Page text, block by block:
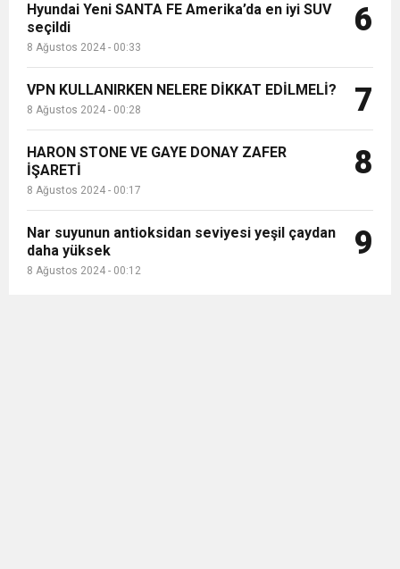
Hyundai Yeni SANTA FE Amerika’da en iyi SUV
seçildi
8 Ağustos 2024 - 00:33
6
VPN KULLANIRKEN NELERE DİKKAT EDİLMELİ?
8 Ağustos 2024 - 00:28 7
HARON STONE VE GAYE DONAY ZAFER
İŞARETİ
8 Ağustos 2024 - 00:17
8
Nar suyunun antioksidan seviyesi yeşil çaydan
daha yüksek
8 Ağustos 2024 - 00:12
9